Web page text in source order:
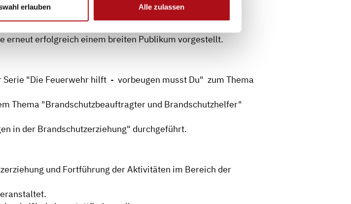
erlauben Alle zulassen
der Messe "Interschutz".
erneut erfolgreich einem breiten Publikum vorgestellt.
"Die Feuerwehr hilft - vorbeugen musst Du" zum Thema
Thema "Brandschutzbeauftragter und Brandschutzhelfer"
in der Brandschutzerziehung" durchgeführt.
und Fortführung der Aktivitäten im Bereich der